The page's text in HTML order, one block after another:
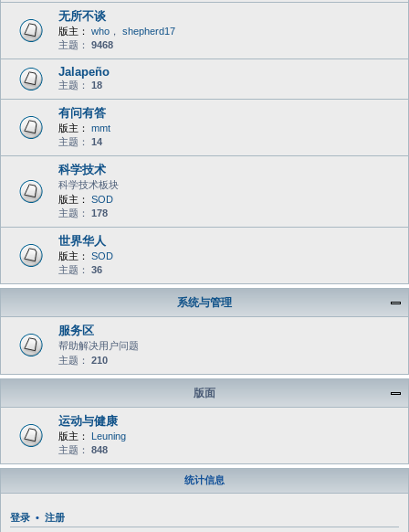
无所不谈
版主： who ， shepherd17
主题： 9468
Jalapeño
主题： 18
有问有答
版主：
mmt
主题： 14
科学技术
科学技术板块
版主：
SOD
主题： 178
世界华人
版主：
SOD
主题： 36
系统与管理
服务区
帮助解决用户问题
主题： 210
版面
运动与健康
版主：
Leuning
主题： 848
统计信息
登录 • 注册